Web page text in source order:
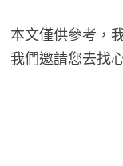
本文僅供參考，
我們邀請您去找